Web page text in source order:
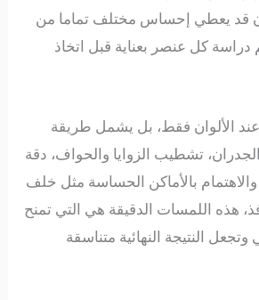
قد يعطي إحساس مختلف تماما من
دراسة كل عنصر بعناية قبل اتخاذ
عند الألوان فقط، بل يشمل طريقة
تشطيب الزوايا والحواف، دقة
والاهتمام بالأماكن الحساسة مثل خلف
هذه اللمسات الدقيقة هي التي تمنح
النتيجة النهائية متناسقة